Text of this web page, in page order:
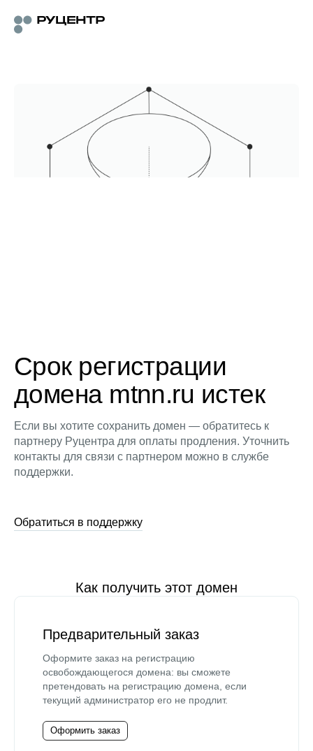
Срок регистрации
домена mtnn.ru истек
Если вы хотите сохранить домен — обратитесь к
партнеру Руцентра для оплаты продления. Уточнить
контакты для связи с партнером можно в службе
поддержки.
Обратиться в поддержку
Как получить этот домен
Предварительный заказ
Оформите заказ на регистрацию
освобождающегося домена: вы сможете
претендовать на регистрацию домена, если
текущий администратор его не продлит.
Оформить заказ